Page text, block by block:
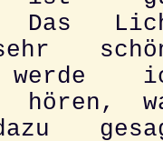
Das
werde
hören,